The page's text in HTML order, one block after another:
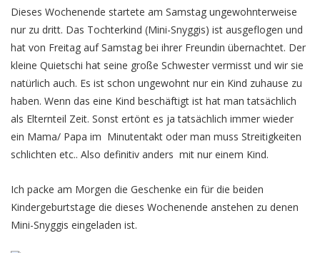
Dieses Wochenende startete am Samstag ungewohnterweise
nur zu dritt. Das Tochterkind (Mini-Snyggis) ist ausgeflogen und
hat von Freitag auf Samstag bei ihrer Freundin übernachtet. Der
kleine Quietschi hat seine große Schwester vermisst und wir sie
natürlich auch. Es ist schon ungewohnt nur ein Kind zuhause zu
haben. Wenn das eine Kind beschäftigt ist hat man tatsächlich
als Elternteil Zeit. Sonst ertönt es ja tatsächlich immer wieder
ein Mama/ Papa im Minutentakt oder man muss Streitigkeiten
schlichten etc.. Also definitiv anders mit nur einem Kind.
Ich packe am Morgen die Geschenke ein für die beiden
Kindergeburtstage die dieses Wochenende anstehen zu denen
Mini-Snyggis eingeladen ist.